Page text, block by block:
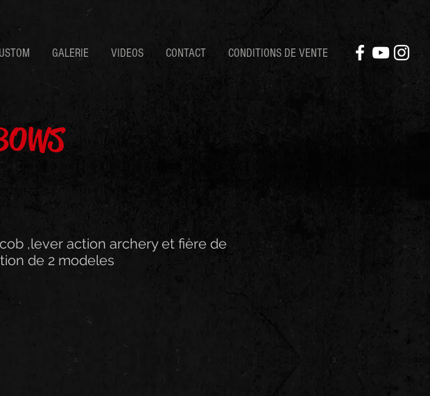
GALERIE VIDEOS CONTACT CONDITIONS DE VENTE
,lever action archery et fière de
de 2 modeles